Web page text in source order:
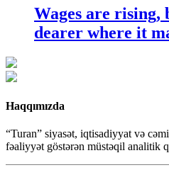
Wages are rising,
dearer where it
Haqqımızda
“Turan” siyasət, iqtisadiyyat və
fəaliyyət göstərən müstəqil analitik